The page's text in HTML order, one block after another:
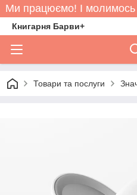
Ми працюємо! І молимось
Книгарня Барви+
Товари та послуги